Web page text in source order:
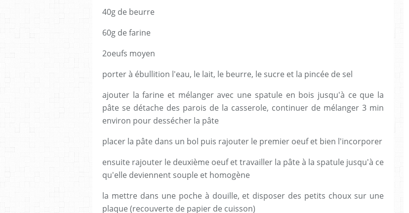
40g de beurre
60g de farine
2oeufs moyen
porter à ébullition l'eau, le lait, le beurre, le sucre et la pincée de sel
ajouter la farine et mélanger avec une spatule en bois jusqu'à ce que la
pâte se détache des parois de la casserole, continuer de mélanger 3 min
environ pour dessécher la pâte
placer la pâte dans un bol puis rajouter le premier oeuf et bien l'incorporer
ensuite rajouter le deuxième oeuf et travailler la pâte à la spatule jusqu'à ce
qu'elle deviennent souple et homogène
la mettre dans une poche à douille, et disposer des petits choux sur une
plaque (recouverte de papier de cuisson)